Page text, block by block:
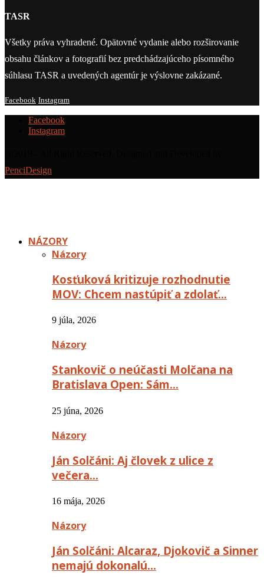
TASR
Všetky práva vyhradené. Opätovné vydanie alebo rozširovanie
obsahu článkov a fotografií bez predchádzajúceho písomného
súhlasu TASR a uvedených agentúr je výslovne zakázané.
Facebook Instagram
Facebook
Instagram
PenciDesign
NÁZORY
Názory
Kosťuková kritizuje rozhodnutie
MOV: Chcem nastúpiť a zdolať…
9 júla, 2026
Názory
Stankovič o neúčasti Molčana na
Bratislava Open: Sám…
25 júna, 2026
Názory
Ján Solčáni: Aj človek z ulice z
večera…
16 mája, 2026
Názory
Ján Solčáni: Alcaraz, Djokovič a Sinner
nemajú dokonalú…